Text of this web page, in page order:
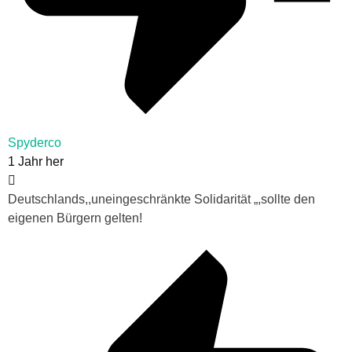
Spyderco
1 Jahr her
Deutschlands,,uneingeschränkte Solidarität „,sollte den
eigenen Bürgern gelten!